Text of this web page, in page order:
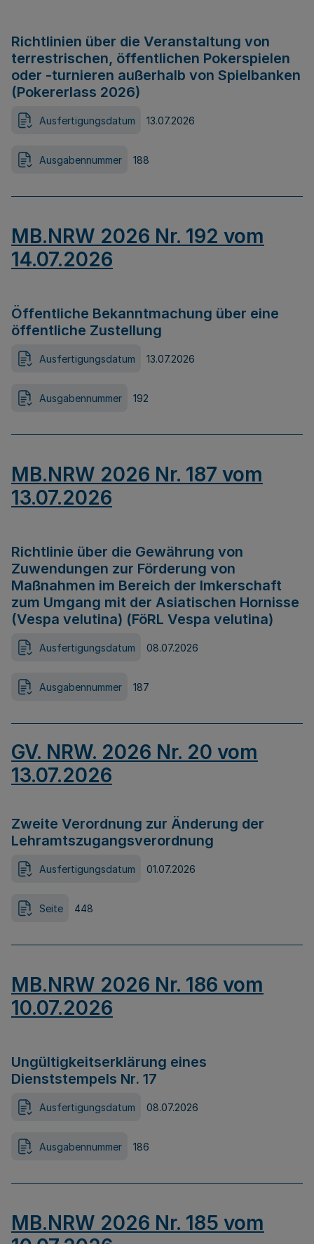
Richtlinien über die Veranstaltung von
terrestrischen, öffentlichen Pokerspielen
oder -turnieren außerhalb von Spielbanken
(Pokererlass 2026)
Ausfertigungsdatum 13.07.2026
Ausgabennummer 188
MB.NRW 2026 Nr. 192 vom
14.07.2026
Öffentliche Bekanntmachung über eine
öffentliche Zustellung
Ausfertigungsdatum 13.07.2026
Ausgabennummer 192
MB.NRW 2026 Nr. 187 vom
13.07.2026
Richtlinie über die Gewährung von
Zuwendungen zur Förderung von
Maßnahmen im Bereich der Imkerschaft
zum Umgang mit der Asiatischen Hornisse
(Vespa velutina) (FöRL Vespa velutina)
Ausfertigungsdatum 08.07.2026
Ausgabennummer 187
GV. NRW. 2026 Nr. 20 vom
13.07.2026
Zweite Verordnung zur Änderung der
Lehramtszugangsverordnung
Ausfertigungsdatum 01.07.2026
Seite 448
MB.NRW 2026 Nr. 186 vom
10.07.2026
Ungültigkeitserklärung eines
Dienststempels Nr. 17
Ausfertigungsdatum 08.07.2026
Ausgabennummer 186
MB.NRW 2026 Nr. 185 vom